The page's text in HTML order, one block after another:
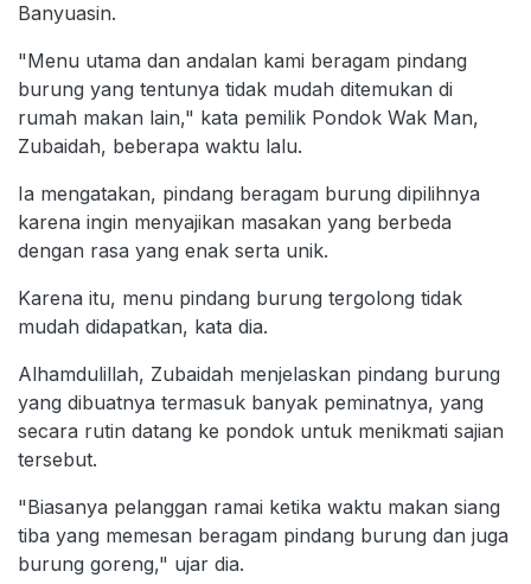
Banyuasin.
"Menu utama dan andalan kami beragam pindang
burung yang tentunya tidak mudah ditemukan di
rumah makan lain," kata pemilik Pondok Wak Man,
Zubaidah, beberapa waktu lalu.
Ia mengatakan, pindang beragam burung dipilihnya
karena ingin menyajikan masakan yang berbeda
dengan rasa yang enak serta unik.
Karena itu, menu pindang burung tergolong tidak
mudah didapatkan, kata dia.
Alhamdulillah, Zubaidah menjelaskan pindang burung
yang dibuatnya termasuk banyak peminatnya, yang
secara rutin datang ke pondok untuk menikmati sajian
tersebut.
"Biasanya pelanggan ramai ketika waktu makan siang
tiba yang memesan beragam pindang burung dan juga
burung goreng," ujar dia.